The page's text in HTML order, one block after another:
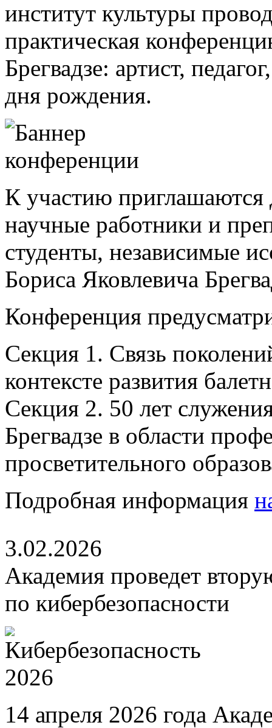
институт культуры
практическая
Брегвадзе: артист,
дня рождения.
К участию приглашаются
научные работники и
студенты, независимые
Бориса Яковлевича
Конференция
Секция 1. Связь
контексте развития
Секция 2. 50 лет
Брегвадзе в области
просветительного
Подробная информация
3.02.2026
Академия проведет
по кибербезопасности
14 апреля 2026 года